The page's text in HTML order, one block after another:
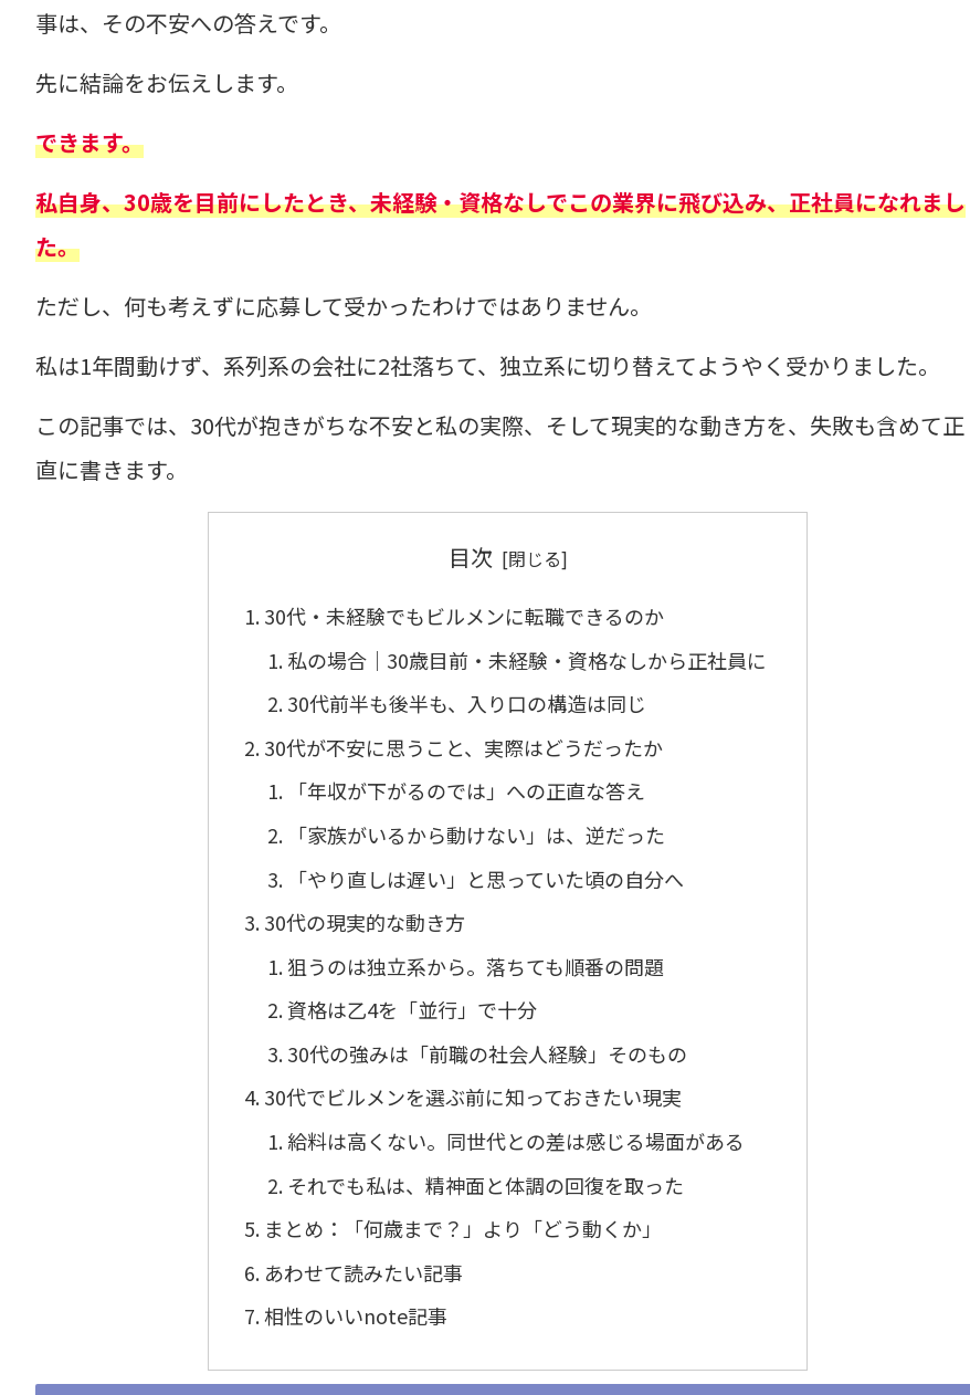
事は、その不安への答えです。
先に結論をお伝えします。
できます。
私自身、30歳を目前にしたとき、未経験・資格なしでこの業界に飛び込み、正社員になれまし
た。
ただし、何も考えずに応募して受かったわけではありません。
私は1年間動けず、系列系の会社に2社落ちて、独立系に切り替えてようやく受かりました。
この記事では、30代が抱きがちな不安と私の実際、そして現実的な動き方を、失敗も含めて正
直に書きます。
目次
30代・未経験でもビルメンに転職できるのか
私の場合｜30歳目前・未経験・資格なしから正社員に
30代前半も後半も、入り口の構造は同じ
30代が不安に思うこと、実際はどうだったか
「年収が下がるのでは」への正直な答え
「家族がいるから動けない」は、逆だった
「やり直しは遅い」と思っていた頃の自分へ
30代の現実的な動き方
狙うのは独立系から。落ちても順番の問題
資格は乙4を「並行」で十分
30代の強みは「前職の社会人経験」そのもの
30代でビルメンを選ぶ前に知っておきたい現実
給料は高くない。同世代との差は感じる場面がある
それでも私は、精神面と体調の回復を取った
まとめ：「何歳まで？」より「どう動くか」
あわせて読みたい記事
相性のいいnote記事